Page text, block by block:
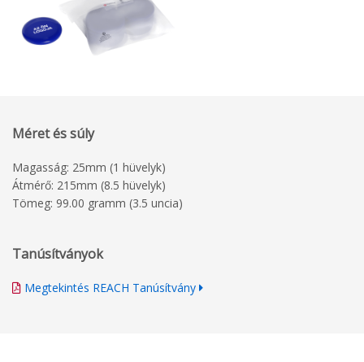
Méret és súly
Magasság: 25mm (1 hüvelyk)
Átmérő: 215mm (8.5 hüvelyk)
Tömeg: 99.00 gramm (3.5 uncia)
Tanúsítványok
Megtekintés REACH Tanúsítvány